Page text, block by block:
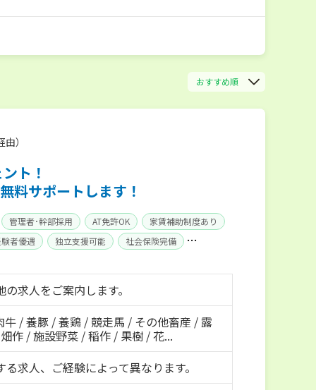
おすすめ順
）
ト！
料サポートします！
管理者･幹部採用 AT免許OK
家賃補助制度あり
者優遇
独立支援可能 社会保険完備
の求人をご案内します。
牛 / 養豚 / 養鶏 / 競走馬 / その他畜産 / 露
作 / 施設野菜 / 稲作 / 果樹 / 花...
る求人、ご経験によって異なります。